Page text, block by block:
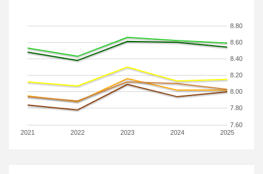
2021 2022 2023 2024 2025
7.60
7.80
8.00
8.20
8.40
8.60
8.80